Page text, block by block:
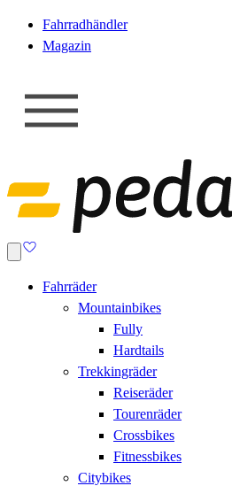
Fahrradhändler
Magazin
Fahrräder
Mountainbikes
Fully
Hardtails
Trekkingräder
Reiseräder
Tourenräder
Crossbikes
Fitnessbikes
Citybikes